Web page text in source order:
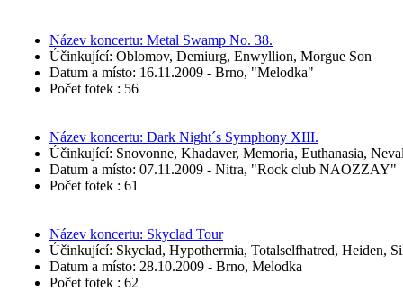
Název koncertu: Metal Swamp No. 38.
Účinkující: Oblomov, Demiurg, Enwyllion, Morgue Son
Datum a místo: 16.11.2009 - Brno, "Melodka"
Počet fotek : 56
Název koncertu: Dark Night´s Symphony XIII.
Účinkující: Snovonne, Khadaver, Memoria, Euthanasia,
Datum a místo: 07.11.2009 - Nitra, "Rock club NAOZZAY"
Počet fotek : 61
Název koncertu: Skyclad Tour
Účinkující: Skyclad, Hypothermia, Totalselfhatred, Heiden,
Datum a místo: 28.10.2009 - Brno, Melodka
Počet fotek : 62